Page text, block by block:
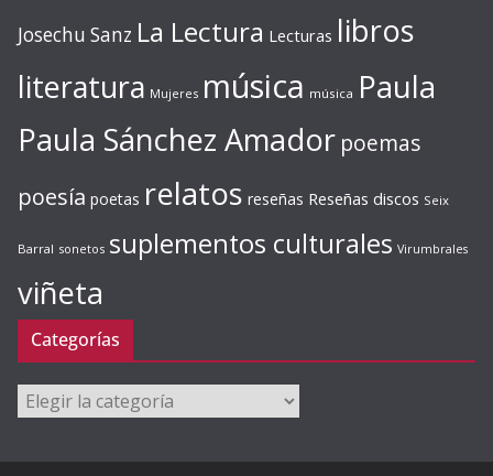
Josechu Sanz La Lectura Lecturas libros
literatura Mujeres música música Paula
Paula Sánchez Amador poemas
poesía poetas relatos reseñas Reseñas discos Seix
Barral sonetos suplementos culturales Virumbrales
viñeta
Categorías
Categorías